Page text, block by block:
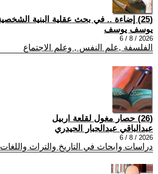
(25) إضاءة .. في بحث عقلية البنية الشخصية للفرد
يوسف يوسف
2026 / 8 / 6
الفلسفة ,علم النفس , وعلم الاجتماع
(26) حصار مغول لقلعة اربيل
عبدالباقي عبدالجبار الحيدري
2026 / 8 / 6
دراسات وابحاث في التاريخ والتراث واللغات